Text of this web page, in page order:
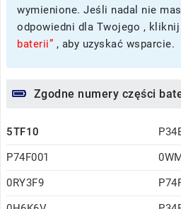
wymienione. Jeśli nadal nie
odpowiedni dla Twojego , kliknij
baterii” , aby uzyskać wsparcie.
Zgodne numery części
5TF10
P74F001
0RY3F9